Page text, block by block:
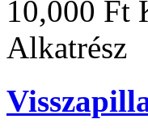
10,000 Ft
Alkatrész